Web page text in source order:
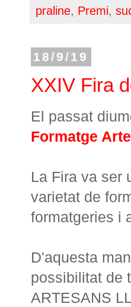
praline, Premi,
18/9/19
XXIV Fira
El passat
Formatge
La Fira va ser
varietat de
formatgeries i
D'aquesta
possibilitat de
ARTESANS